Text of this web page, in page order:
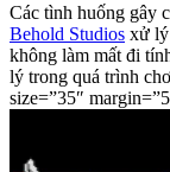
Các tình huống gây
Behold Studios xử lý
không làm mất đi
lý trong quá trình
size=”35″